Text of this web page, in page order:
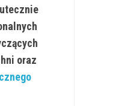
oraz